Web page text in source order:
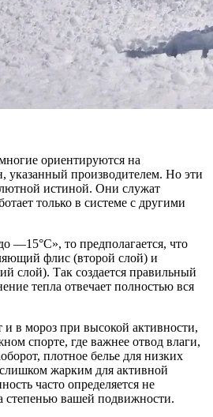
ориентируются на
указанный производителем. Но эти
истиной. Они служат
только в системе с другими
—15°C», то предполагается, что
флис (второй слой) и
слой). Так создается правильный
тепла отвечает полностью вся
и в мороз при высокой активности,
спорте, где важнее отвод влаги,
плотное белье для низких
слишком жарким для активной
часто определяется не
степенью вашей подвижности.